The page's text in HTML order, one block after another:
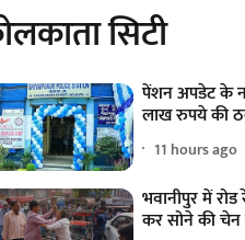
सिटी
पेंशन अपडेट के
लाख रुपये की
11 hours ago
भवानीपुर में
कर सोने की